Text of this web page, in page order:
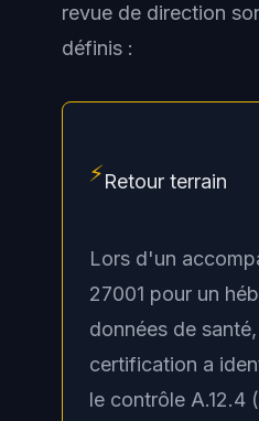
revue de direction
définis :
⚡Retour terrain
Lors d'un
27001 pour un
données de
certification a
le contrôle A.12.4